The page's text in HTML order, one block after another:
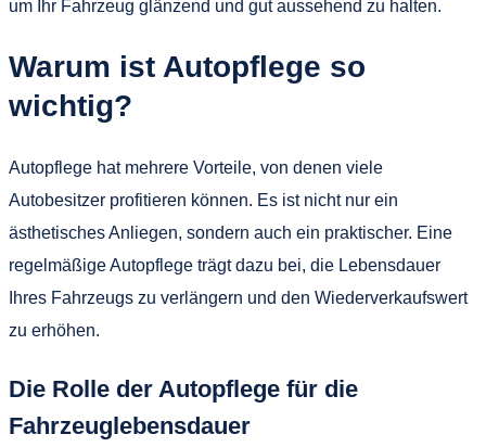
um Ihr Fahrzeug glänzend und gut aussehend zu halten.
Warum ist Autopflege so
wichtig?
Autopflege hat mehrere Vorteile, von denen viele
Autobesitzer profitieren können. Es ist nicht nur ein
ästhetisches Anliegen, sondern auch ein praktischer. Eine
regelmäßige Autopflege trägt dazu bei, die Lebensdauer
Ihres Fahrzeugs zu verlängern und den Wiederverkaufswert
zu erhöhen.
Die Rolle der Autopflege für die
Fahrzeuglebensdauer